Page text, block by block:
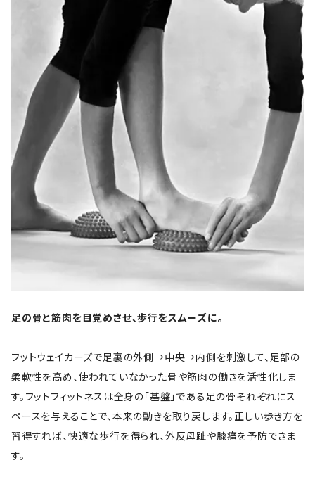
足の骨と筋肉を目覚めさせ、歩行をスムーズに。
フットウェイカーズで足裏の外側→中央→内側を刺激して、足部の
柔軟性を高め、使われていなかった骨や筋肉の働きを活性化しま
す。フットフィットネスは全身の「基盤」である足の骨それぞれにス
ペースを与えることで、本来の動きを取り戻します。正しい歩き方を
習得すれば、快適な歩行を得られ、外反母趾や膝痛を予防できま
す。